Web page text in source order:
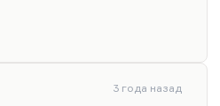
в трикстере
трикстер выбрал
3 года назад